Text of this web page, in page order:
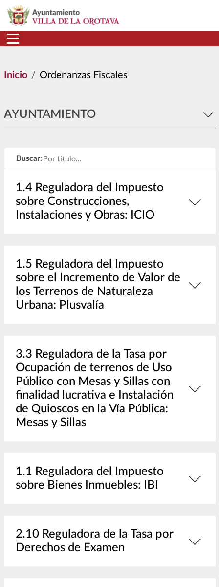
Pasar al contenido principal
Inicio Ordenanzas Fiscales
AYUNTAMIENTO
Buscar:
1.4 Reguladora del Impuesto
sobre Construcciones,
Instalaciones y Obras: ICIO
1.5 Reguladora del Impuesto
sobre el Incremento de Valor de
los Terrenos de Naturaleza
Urbana: Plusvalía
3.3 Reguladora de la Tasa por
Ocupación de terrenos de Uso
Público con Mesas y Sillas con
finalidad lucrativa e Instalación
de Quioscos en la Vía Pública:
Mesas y Sillas
1.1 Reguladora del Impuesto
sobre Bienes Inmuebles: IBI
2.10 Reguladora de la Tasa por
Derechos de Examen